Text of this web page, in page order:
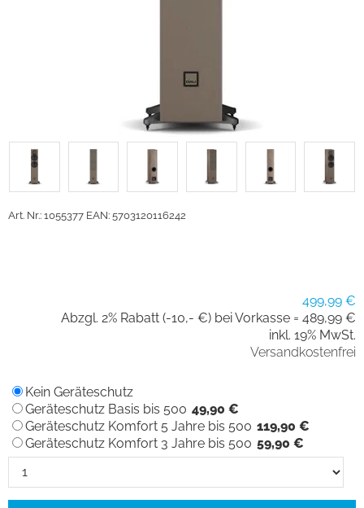
Art. Nr.: 1055377 EAN: 5703120116242
499,99 €
Abzgl. 2% Rabatt (-10,- €) bei Vorkasse = 489,99 €
inkl. 19% MwSt.
Versandkostenfrei
Kein Geräteschutz
Geräteschutz Basis bis 500 49,90 €
Geräteschutz Komfort 5 Jahre bis 500 119,90 €
Geräteschutz Komfort 3 Jahre bis 500 59,90 €